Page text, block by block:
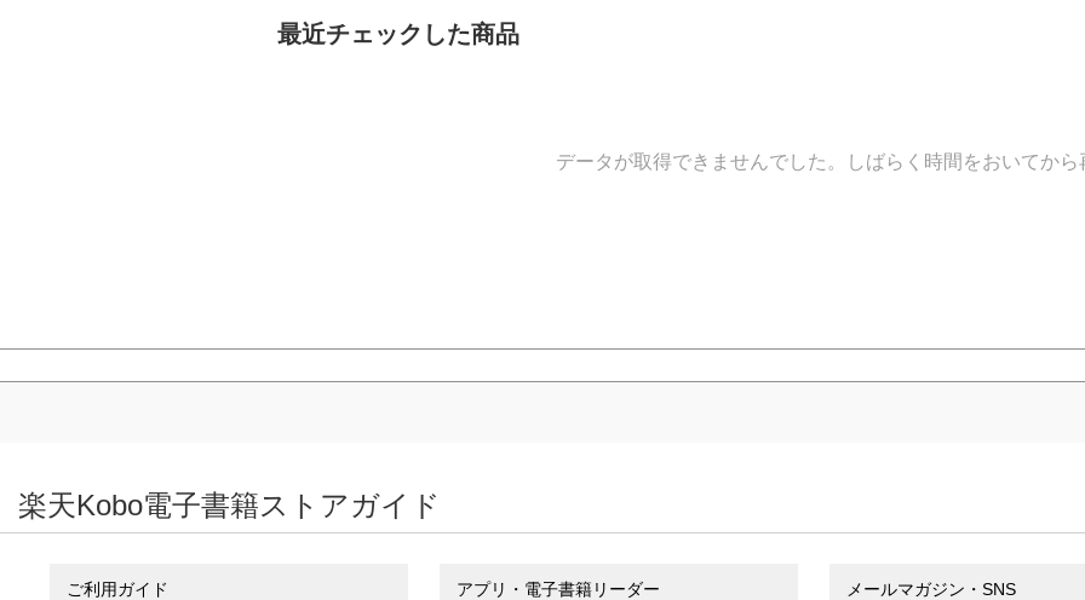
最近チェックした商品
データが取得できませんでした。しばらく時間をおいてから
楽天Kobo電子書籍ストアガイド
ご利用ガイド アプリ・電子書籍リーダー メールマガジン・SNS